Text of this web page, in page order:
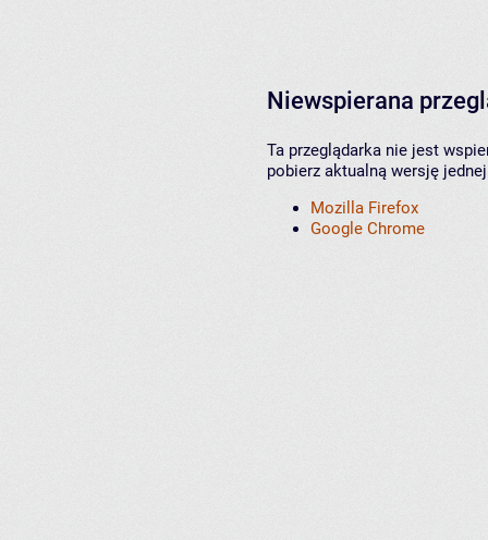
Niewspierana
Ta przeglądarka nie jest
pobierz aktualną wersję
Mozilla Firefox
Google Chrome